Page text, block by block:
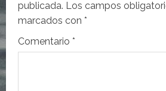
ó
n
publicada. Los campos
marcados con *
Comentario *